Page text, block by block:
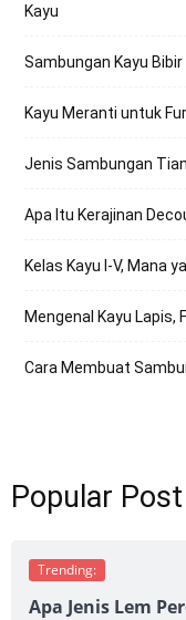
Kayu
Sambungan Kayu
Kayu Meranti untuk
Jenis Sambungan
Apa Itu Kerajinan
Kelas Kayu I-V, Mana
Mengenal Kayu Lapis,
Cara Membuat
Popular Post
Trending:
Apa Jenis Lem